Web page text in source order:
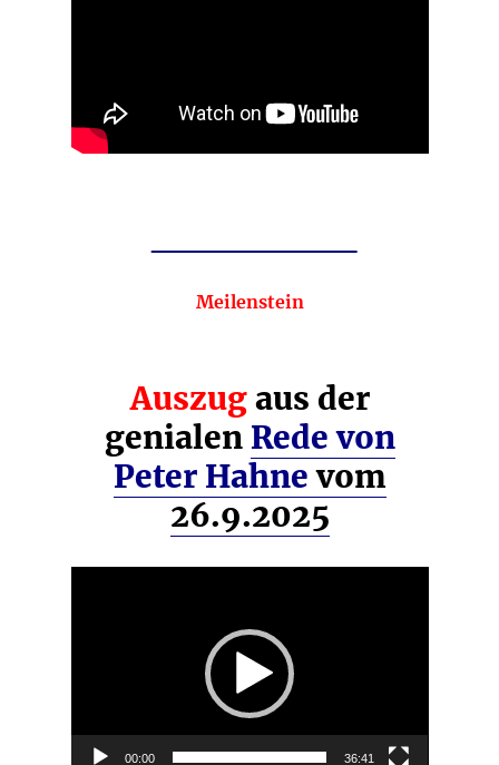
Meilenstein
Auszug aus der
genialen Rede von
Peter Hahnevom
26.9.2025
00:00 36:41